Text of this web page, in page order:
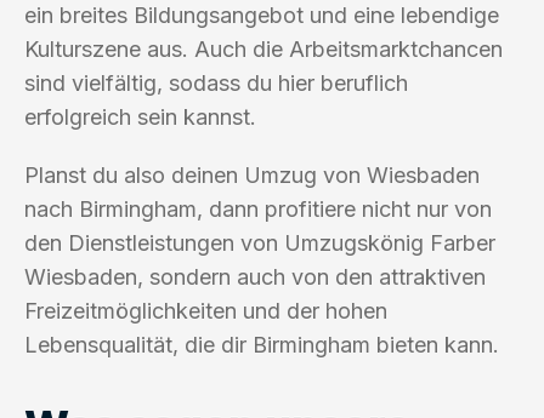
ein breites Bildungsangebot und eine lebendige
Kulturszene aus. Auch die Arbeitsmarktchancen
sind vielfältig, sodass du hier beruflich
erfolgreich sein kannst.
Planst du also deinen Umzug von Wiesbaden
nach Birmingham, dann profitiere nicht nur von
den Dienstleistungen von Umzugskönig Farber
Wiesbaden, sondern auch von den attraktiven
Freizeitmöglichkeiten und der hohen
Lebensqualität, die dir Birmingham bieten kann.